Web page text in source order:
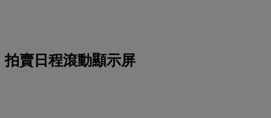
拍賣日程滾動顯示屏